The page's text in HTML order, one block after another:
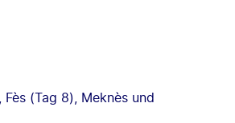
(Tag 8), Meknès und